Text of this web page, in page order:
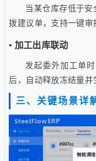
当某仓库存低于安
拨建议单，支持一键审
• 加工出库联动
发起委外加工单
后，自动释放冻结量并
三、关键场景详